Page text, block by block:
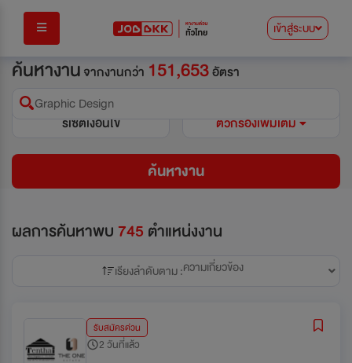
เข้าสู่ระบบ
ค้นหางานจากงานกว่า 151,653อัตรา
Graphic Design
รีเซ็ตเงื่อนไข
ตัวกรองเพิ่มเติม
ค้นหางาน
ผลการค้นหาพบ 745 ตำแหน่งงาน
เรียงลำดับตาม :ความเกี่ยวข้อง
รับสมัครด่วน
2 วันที่แล้ว